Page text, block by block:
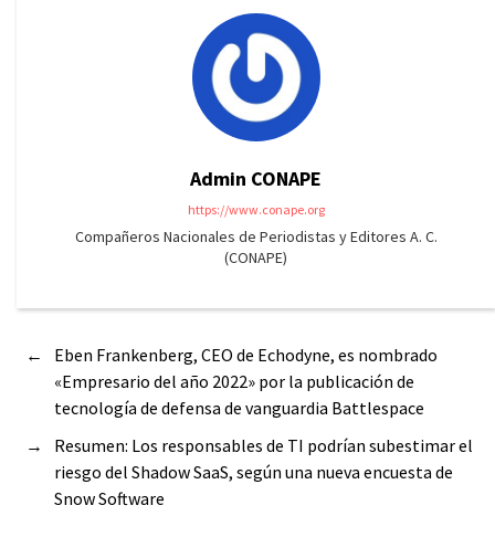
Admin CONAPE
https://www.conape.org
Compañeros Nacionales de Periodistas y Editores A. C.
(CONAPE)
←
Eben Frankenberg, CEO de Echodyne, es nombrado
«Empresario del año 2022» por la publicación de
tecnología de defensa de vanguardia Battlespace
→
Resumen: Los responsables de TI podrían subestimar el
riesgo del Shadow SaaS, según una nueva encuesta de
Snow Software